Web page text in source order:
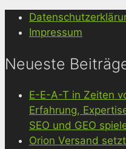
Impressum
Neueste
E-E-A-T in Zeiten
Erfahrung,
SEO und GEO
Orion Versand